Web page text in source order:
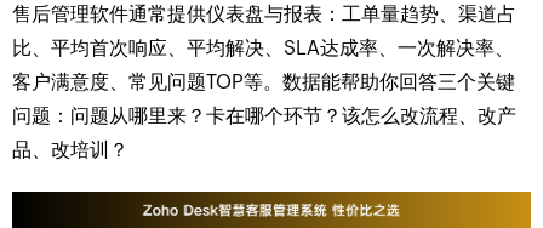
售后管理软件通常提供仪表盘与报表：工单量趋势、渠道占
比、平均首次响应、平均解决、SLA达成率、一次解决率、
客户满意度、常见问题TOP等。数据能帮助你回答三个关键
问题：问题从哪里来？卡在哪个环节？该怎么改流程、改产
品、改培训？